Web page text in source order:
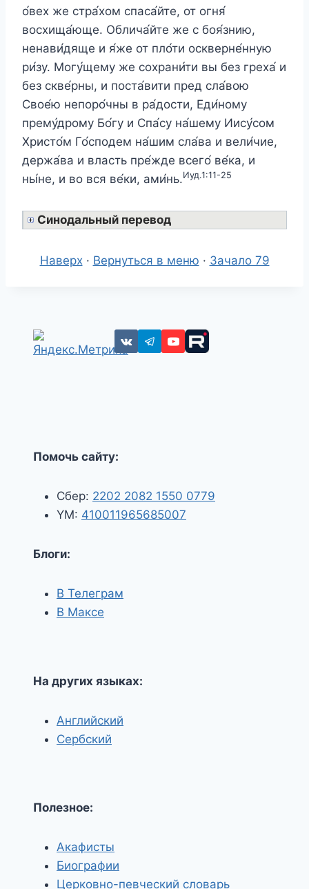
о́вех же стра́хом спаса́йте, от огня́
восхища́юще. Облича́йте же с боя́знию,
ненави́дяще и я́же от пло́ти оскверне́нную
ри́зу. Могу́щему же сохрани́ти вы без греха́ и
без скве́рны, и поста́вити пред сла́вою
Свое́ю непоро́чны в ра́дости, Еди́ному
прему́дрому Бо́гу и Спа́су на́шему Иису́сом
Христо́м Го́сподем на́шим сла́ва и вели́чие,
держа́ва и власть пре́жде всего́ ве́ка, и
ны́не, и во вся ве́ки, ами́нь.Иуд.1:11-25
Синодальный перевод
Наверх · Вернуться в меню · Зачало 79
Помочь сайту:
Сбер: 2202 2082 1550 0779
YM: 410011965685007
Блоги:
В Телеграм
В Максе
На других языках:
Английский
Сербский
Полезное:
Акафисты
Биографии
Церковно-певческий словарь